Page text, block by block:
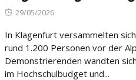
Posted
29/05/2026
In Klagenfurt versammelten
rund 1.200 Personen vor der
Demonstrierenden wandten
im Hochschulbudget und...